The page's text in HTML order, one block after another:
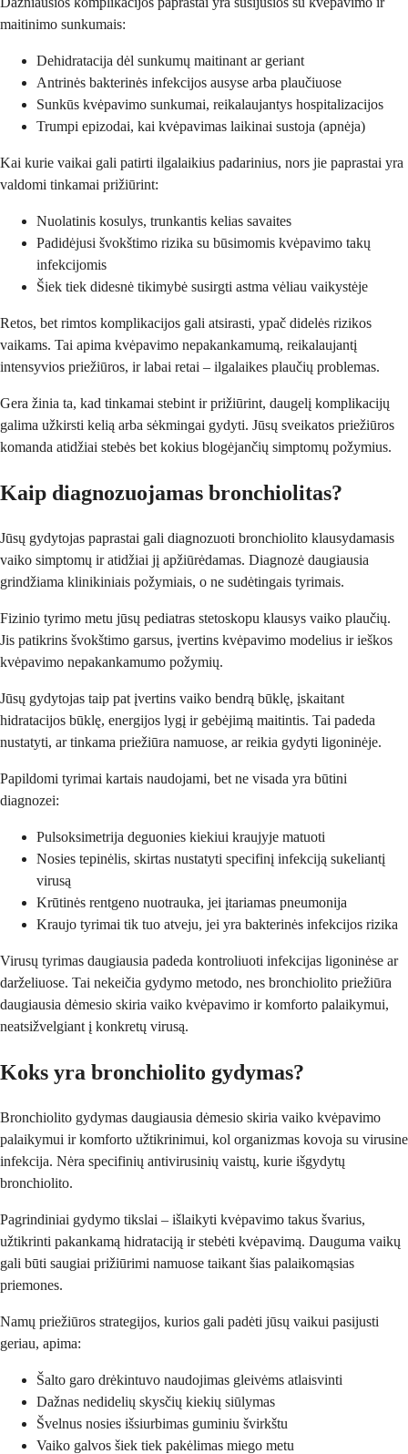
maitinimo sunkumais:
Dehidratacija dėl sunkumų maitinant ar geriant
Antrinės bakterinės infekcijos ausyse arba plaučiuose
Sunkūs kvėpavimo sunkumai, reikalaujantys hospitalizacijos
Trumpi epizodai, kai kvėpavimas laikinai sustoja (apnėja)
Kai kurie vaikai gali patirti ilgalaikius padarinius, nors jie paprastai yra
valdomi tinkamai prižiūrint:
Nuolatinis kosulys, trunkantis kelias savaites
Padidėjusi švokštimo rizika su būsimomis kvėpavimo takų
infekcijomis
Šiek tiek didesnė tikimybė susirgti astma vėliau vaikystėje
Retos, bet rimtos komplikacijos gali atsirasti, ypač didelės rizikos
vaikams. Tai apima kvėpavimo nepakankamumą, reikalaujantį
intensyvios priežiūros, ir labai retai – ilgalaikes plaučių problemas.
Gera žinia ta, kad tinkamai stebint ir prižiūrint, daugelį komplikacijų
galima užkirsti kelią arba sėkmingai gydyti. Jūsų sveikatos priežiūros
komanda atidžiai stebės bet kokius blogėjančių simptomų požymius.
Kaip diagnozuojamas bronchiolitas?
Jūsų gydytojas paprastai gali diagnozuoti bronchiolito klausydamasis
vaiko simptomų ir atidžiai jį apžiūrėdamas. Diagnozė daugiausia
grindžiama klinikiniais požymiais, o ne sudėtingais tyrimais.
Fizinio tyrimo metu jūsų pediatras stetoskopu klausys vaiko plaučių.
Jis patikrins švokštimo garsus, įvertins kvėpavimo modelius ir ieškos
kvėpavimo nepakankamumo požymių.
Jūsų gydytojas taip pat įvertins vaiko bendrą būklę, įskaitant
hidratacijos būklę, energijos lygį ir gebėjimą maitintis. Tai padeda
nustatyti, ar tinkama priežiūra namuose, ar reikia gydyti ligoninėje.
Papildomi tyrimai kartais naudojami, bet ne visada yra būtini
diagnozei:
Pulsoksimetrija deguonies kiekiui kraujyje matuoti
Nosies tepinėlis, skirtas nustatyti specifinį infekciją sukeliantį
virusą
Krūtinės rentgeno nuotrauka, jei įtariamas pneumonija
Kraujo tyrimai tik tuo atveju, jei yra bakterinės infekcijos rizika
Virusų tyrimas daugiausia padeda kontroliuoti infekcijas ligoninėse ar
darželiuose. Tai nekeičia gydymo metodo, nes bronchiolito priežiūra
daugiausia dėmesio skiria vaiko kvėpavimo ir komforto palaikymui,
neatsižvelgiant į konkretų virusą.
Koks yra bronchiolito gydymas?
Bronchiolito gydymas daugiausia dėmesio skiria vaiko kvėpavimo
palaikymui ir komforto užtikrinimui, kol organizmas kovoja su virusine
infekcija. Nėra specifinių antivirusinių vaistų, kurie išgydytų
bronchiolito.
Pagrindiniai gydymo tikslai – išlaikyti kvėpavimo takus švarius,
užtikrinti pakankamą hidrataciją ir stebėti kvėpavimą. Dauguma vaikų
gali būti saugiai prižiūrimi namuose taikant šias palaikomąsias
priemones.
Namų priežiūros strategijos, kurios gali padėti jūsų vaikui pasijusti
geriau, apima:
Šalto garo drėkintuvo naudojimas gleivėms atlaisvinti
Dažnas nedidelių skysčių kiekių siūlymas
Švelnus nosies išsiurbimas guminiu švirkštu
Vaiko galvos šiek tiek pakėlimas miego metu